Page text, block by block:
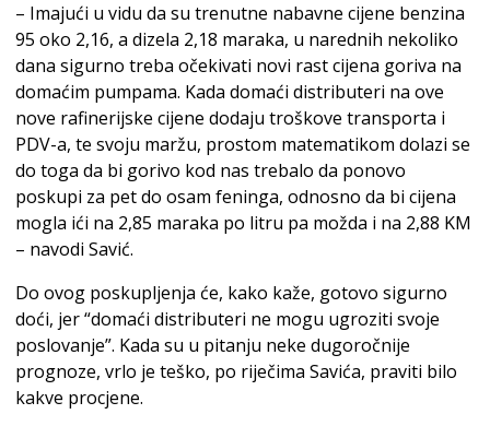
– Imajući u vidu da su trenutne nabavne cijene benzina
95 oko 2,16, a dizela 2,18 maraka, u narednih nekoliko
dana sigurno treba očekivati novi rast cijena goriva na
domaćim pumpama. Kada domaći distributeri na ove
nove rafinerijske cijene dodaju troškove transporta i
PDV-a, te svoju maržu, prostom matematikom dolazi se
do toga da bi gorivo kod nas trebalo da ponovo
poskupi za pet do osam feninga, odnosno da bi cijena
mogla ići na 2,85 maraka po litru pa možda i na 2,88 KM
– navodi Savić.
Do ovog poskupljenja će, kako kaže, gotovo sigurno
doći, jer “domaći distributeri ne mogu ugroziti svoje
poslovanje”. Kada su u pitanju neke dugoročnije
prognoze, vrlo je teško, po riječima Savića, praviti bilo
kakve procjene.